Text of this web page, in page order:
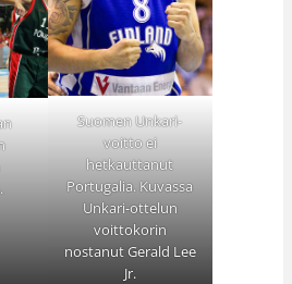
Suomen Unkari-
voitto ei
hetkauttanut
Portugalia. Kuvassa
Unkari-ottelun
voittokorin
nostanut Gerald Lee
Jr.